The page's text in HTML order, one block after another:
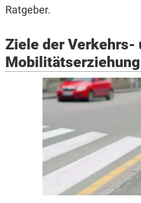
Ratgeber.
Ziele der Verkehrs-
Mobilitätserziehung